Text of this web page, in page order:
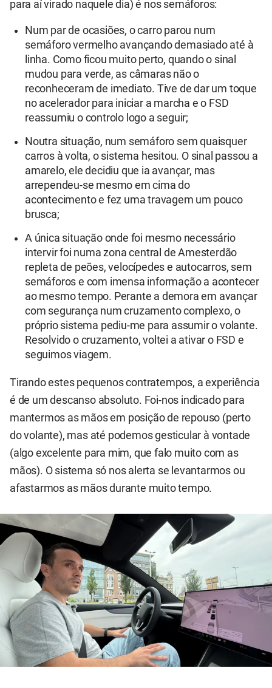
para aí virado naquele dia) é nos semáforos:
Num par de ocasiões, o carro parou num
semáforo vermelho avançando demasiado até à
linha. Como ficou muito perto, quando o sinal
mudou para verde, as câmaras não o
reconheceram de imediato. Tive de dar um toque
no acelerador para iniciar a marcha e o FSD
reassumiu o controlo logo a seguir;
Noutra situação, num semáforo sem quaisquer
carros à volta, o sistema hesitou. O sinal passou a
amarelo, ele decidiu que ia avançar, mas
arrependeu-se mesmo em cima do
acontecimento e fez uma travagem um pouco
brusca;
A única situação onde foi mesmo necessário
intervir foi numa zona central de Amesterdão
repleta de peões, velocípedes e autocarros, sem
semáforos e com imensa informação a acontecer
ao mesmo tempo. Perante a demora em avançar
com segurança num cruzamento complexo, o
próprio sistema pediu-me para assumir o volante.
Resolvido o cruzamento, voltei a ativar o FSD e
seguimos viagem.
Tirando estes pequenos contratempos, a experiência
é de um descanso absoluto. Foi-nos indicado para
mantermos as mãos em posição de repouso (perto
do volante), mas até podemos gesticular à vontade
(algo excelente para mim, que falo muito com as
mãos). O sistema só nos alerta se levantarmos ou
afastarmos as mãos durante muito tempo.